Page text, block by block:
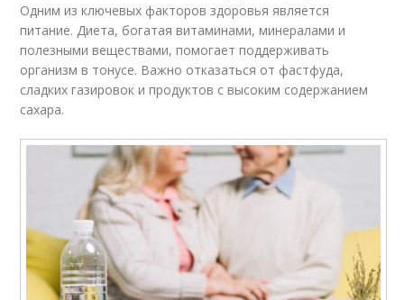
Одним из ключевых факторов здоровья является
питание. Диета, богатая витаминами, минералами и
полезными веществами, помогает поддерживать
организм в тонусе. Важно отказаться от фастфуда,
сладких газировок и продуктов с высоким содержанием
сахара.